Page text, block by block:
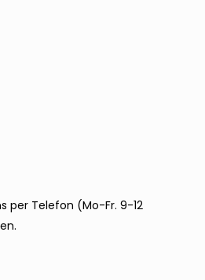
per Telefon (Mo-Fr. 9-12